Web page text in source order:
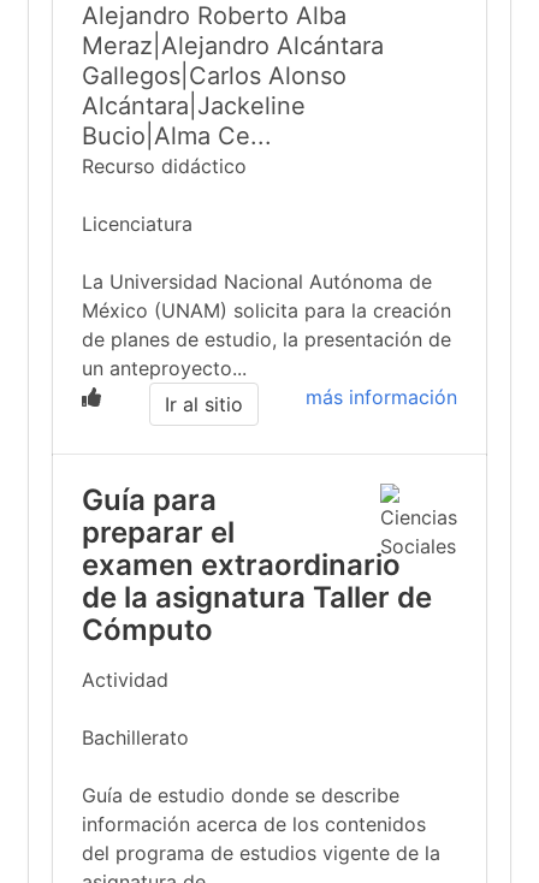
Alejandro Roberto Alba
Meraz|Alejandro Alcántara
Gallegos|Carlos Alonso
Alcántara|Jackeline
Bucio|Alma Ce...
Recurso didáctico
Licenciatura
La Universidad Nacional Autónoma de
México (UNAM) solicita para la creación
de planes de estudio, la presentación de
un anteproyecto...
más información
Ir al sitio
Guía para
preparar el
examen extraordinario
de la asignatura Taller de
Cómputo
Actividad
Bachillerato
Guía de estudio donde se describe
información acerca de los contenidos
del programa de estudios vigente de la